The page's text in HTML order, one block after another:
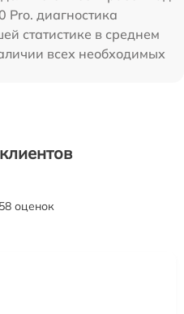
Pro. диагностика
статистике в среднем
всех необходимых
оценок